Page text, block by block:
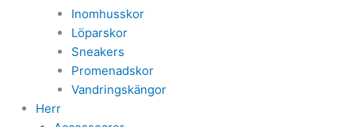
Inomhusskor
Löparskor
Sneakers
Promenadskor
Vandringskängor
Herr